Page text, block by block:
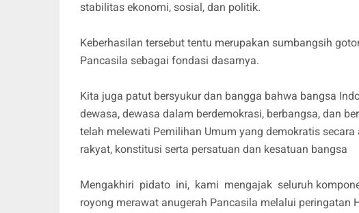
stabilitas ekonomi, sosial, dan politik.
Keberhasilan tersebut tentu merupakan sumbangsih
Pancasila sebagai fondasi dasarnya.
Kita juga patut bersyukur dan bangga bahwa bangsa
dewasa, dewasa dalam berdemokrasi, berbangsa, dan
telah melewati Pemilihan Umum yang demokratis
rakyat, konstitusi serta persatuan dan kesatuan bangsa
Mengakhiri pidato ini, kami mengajak seluruh
royong merawat anugerah Pancasila melalui peringatan